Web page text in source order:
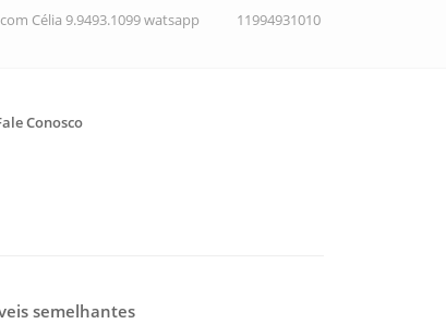
Célia 9.9493.1099 watsapp
11994931010
Conosco
semelhantes